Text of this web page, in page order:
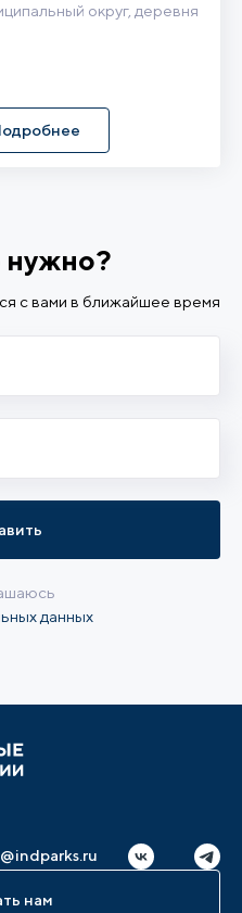
округ, деревня
нужно?
с вами в ближайшее время
данных
нам